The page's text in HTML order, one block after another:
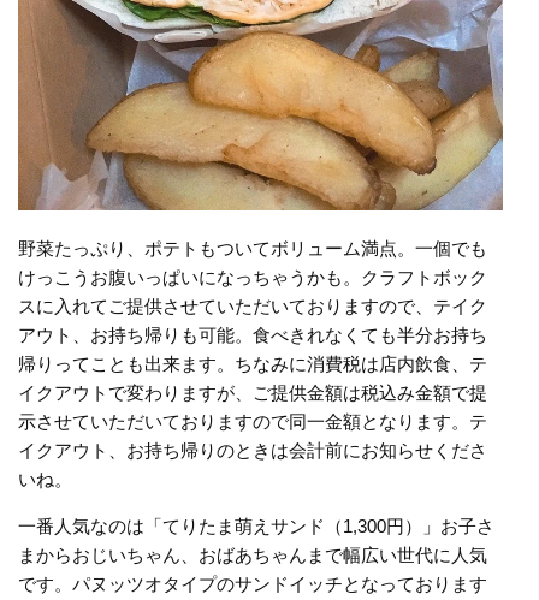
野菜たっぷり、ポテトもついてボリューム満点。一個でも
けっこうお腹いっぱいになっちゃうかも。クラフトボック
スに入れてご提供させていただいておりますので、テイク
アウト、お持ち帰りも可能。食べきれなくても半分お持ち
帰りってことも出来ます。ちなみに消費税は店内飲食、テ
イクアウトで変わりますが、ご提供金額は税込み金額で提
示させていただいておりますので同一金額となります。テ
イクアウト、お持ち帰りのときは会計前にお知らせくださ
いね。
一番人気なのは「てりたま萌えサンド（1,300円）」お子さ
まからおじいちゃん、おばあちゃんまで幅広い世代に人気
です。パヌッツオタイプのサンドイッチとなっております